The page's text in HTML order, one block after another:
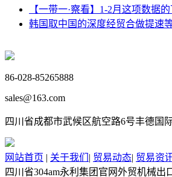
【一带一·察看】1-2月这项数据
韩国取中国的深度经贸合做提速
86-028-85265888
sales@163.com
四川省成都市武候区航空路6号丰德国
网站首页 | 关于我们 | 贸易动态| 贸易资
四川省304am永利集团官网外贸机械出